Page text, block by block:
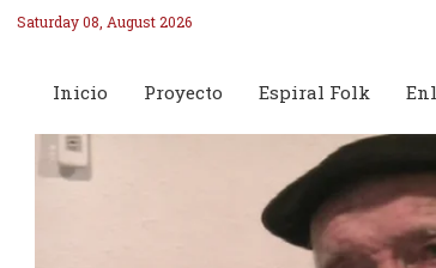
Saturday 08, August 2026
Inicio Proyecto Espiral Folk